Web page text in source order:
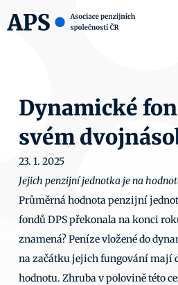
Dynamické
svém
23. 1. 2025
Jejich penzijní jednotka je na
Průměrná hodnota penzijní
fondů DPS překonala na konci
znamená? Peníze vložené do
na začátku jejich fungování mají
hodnotu. Zhruba v polovině této